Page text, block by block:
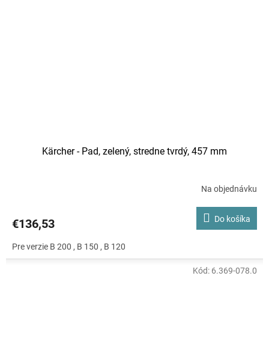
Kärcher - Pad, zelený, stredne tvrdý, 457 mm
Na objednávku
€136,53 Do košíka
Pre verzie B 200 , B 150 , B 120
Kód: 6.369-078.0